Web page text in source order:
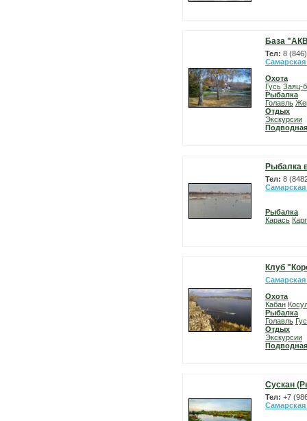
База
Тел: 8
Самарская
Охота
Гусь Заяц-
Рыбалка
Голавль
Отдых
Экскурсии
Рыбалка
Тел: 8
Самарская
Рыбалка
Карась
Клуб
Самарская
Охота
Кабан
Рыбалка
Голавль
Отдых
Экскурсии
Сускан
Тел: +7
Самарская